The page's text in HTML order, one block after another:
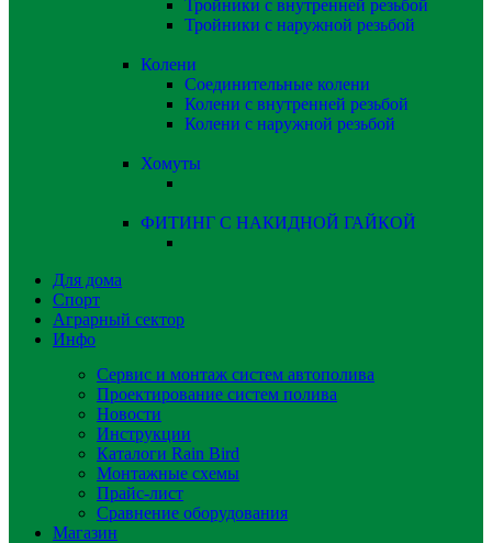
Тройники с внутренней резьбой
Тройники с наружной резьбой
Колени
Соединительные колени
Колени с внутренней резьбой
Колени с наружной резьбой
Хомуты
ФИТИНГ С НАКИДНОЙ ГАЙКОЙ
Для дома
Спорт
Аграрный сектор
Инфо
Сервис и монтаж систем автополива
Проектирование систем полива
Новости
Инструкции
Каталоги Rain Bird
Монтажные схемы
Прайс-лист
Сравнение оборудования
Магазин